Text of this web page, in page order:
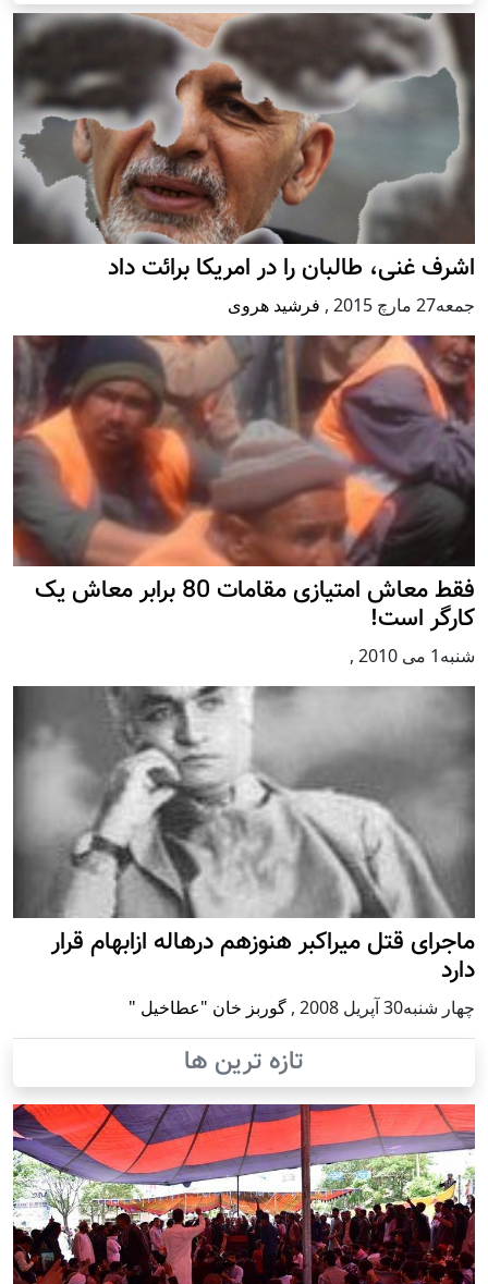
اشرف غنی، طالبان را در امریکا برائت داد
جمعه27 مارچ 2015 , فرشید هروی
فقط معاش امتيازی مقامات 80 برابر معاش يک
کارگر است!
شنبه1 می 2010 ,
ماجرای قتل میراکبر هنوزهم درهاله ازابهام قرار
دارد
چهار شنبه30 آپریل 2008 , گوربز خان "عطاخیل "
تازه ترین ها